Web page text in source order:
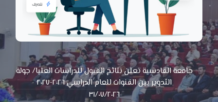
جامعة القادسية تعلن نتائج القبول للدراسات العليا/ جولة
التدوير بين القنوات للعام الدراسي ٢٠٢٦-٢٠٢٧
٣١/٠٧/٢٠٢٦